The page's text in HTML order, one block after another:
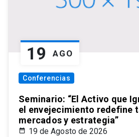
19 AGO
Conferencias
Seminario: “El Activo que
el envejecimiento redefine
mercados y estrategia”
19 de Agosto de 2026